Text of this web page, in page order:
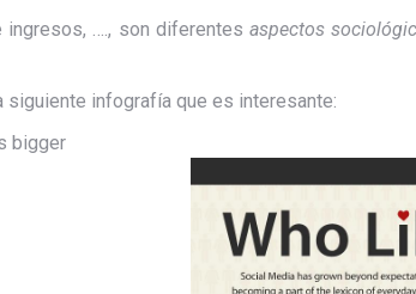
ingresos, …., son diferentes aspectos
siguiente infografía que es interesante:
bigger